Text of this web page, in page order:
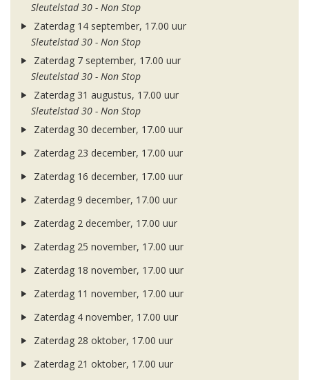
Sleutelstad 30 - Non Stop
Zaterdag 14 september, 17.00 uur
Sleutelstad 30 - Non Stop
Zaterdag 7 september, 17.00 uur
Sleutelstad 30 - Non Stop
Zaterdag 31 augustus, 17.00 uur
Sleutelstad 30 - Non Stop
Zaterdag 30 december, 17.00 uur
Zaterdag 23 december, 17.00 uur
Zaterdag 16 december, 17.00 uur
Zaterdag 9 december, 17.00 uur
Zaterdag 2 december, 17.00 uur
Zaterdag 25 november, 17.00 uur
Zaterdag 18 november, 17.00 uur
Zaterdag 11 november, 17.00 uur
Zaterdag 4 november, 17.00 uur
Zaterdag 28 oktober, 17.00 uur
Zaterdag 21 oktober, 17.00 uur